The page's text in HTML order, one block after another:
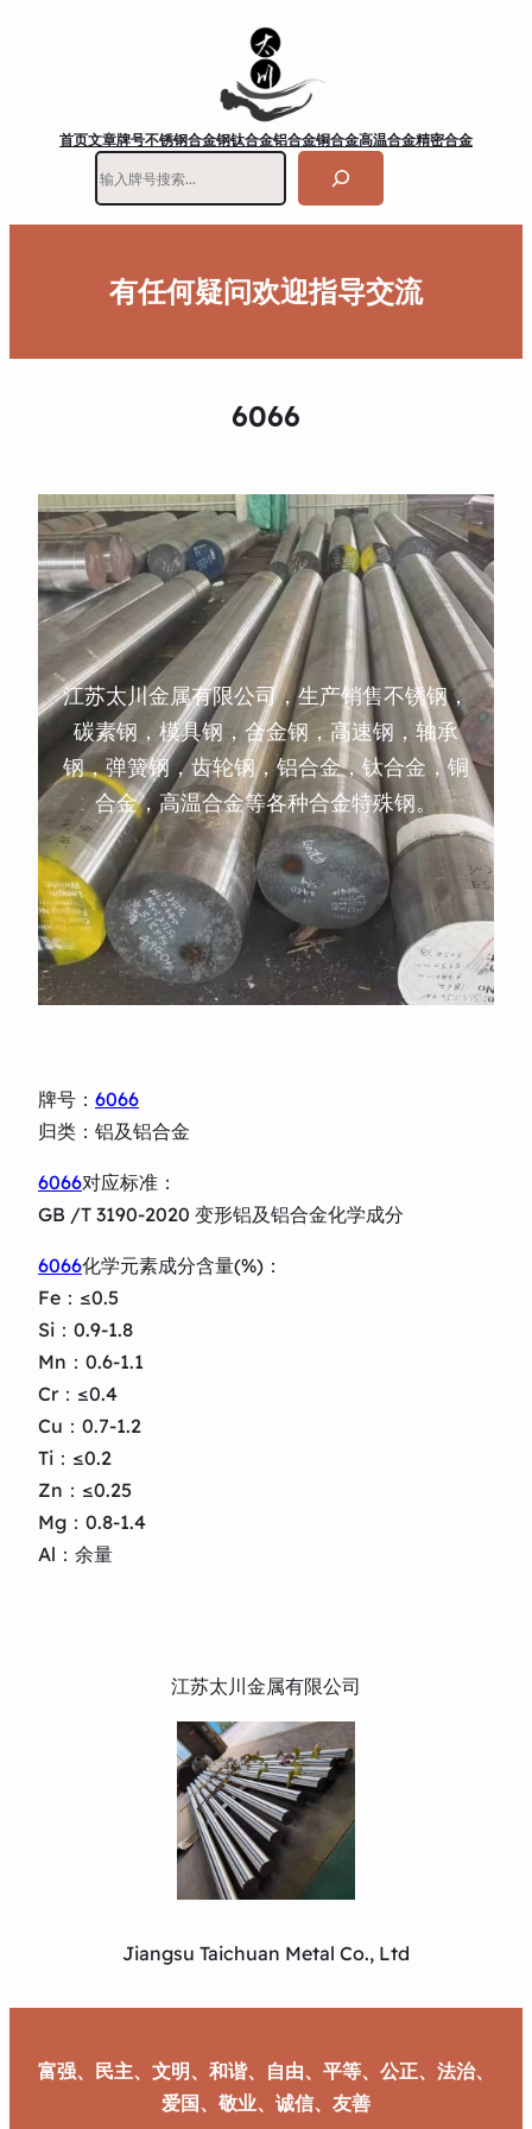
首页文章牌号不锈钢合金钢钛合金铝合金铜合金高温合金精密合金
有任何疑问欢迎指导交流
6066
江苏太川金属有限公司，生产销售不锈钢，
碳素钢，模具钢，合金钢，高速钢，轴承
钢，弹簧钢，齿轮钢，铝合金，钛合金，铜
合金，高温合金等各种合金特殊钢。
牌号： 6066
归类：铝及铝合金
6066对应标准：
GB /T 3190-2020 变形铝及铝合金化学成分
6066化学元素成分含量(%)：
Fe：≤0.5
Si：0.9-1.8
Mn：0.6-1.1
Cr：≤0.4
Cu：0.7-1.2
Ti：≤0.2
Zn：≤0.25
Mg：0.8-1.4
Al：余量
江苏太川金属有限公司
Jiangsu Taichuan Metal Co., Ltd
富强、民主、文明、和谐、自由、平等、公正、法治、
爱国、敬业、诚信、友善